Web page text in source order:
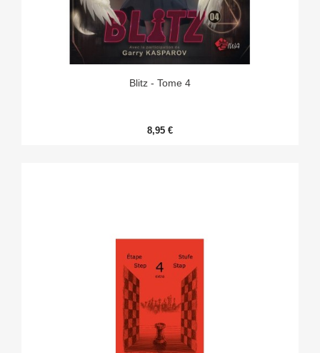
Blitz - Tome 4
8,95 €